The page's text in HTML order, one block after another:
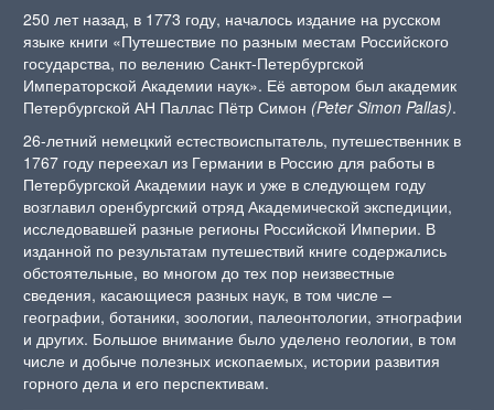
250 лет назад, в 1773 году, началось издание на русском
языке книги «Путешествие по разным местам Российского
государства, по велению Санкт-Петербургской
Императорской Академии наук». Её автором был академик
Петербургской АН Паллас Пётр Симон (Peter Simon Pallas).
26-летний немецкий естествоиспытатель, путешественник в
1767 году переехал из Германии в Россию для работы в
Петербургской Академии наук и уже в следующем году
возглавил оренбургский отряд Академической экспедиции,
исследовавшей разные регионы Российской Империи. В
изданной по результатам путешествий книге содержались
обстоятельные, во многом до тех пор неизвестные
сведения, касающиеся разных наук, в том числе –
географии, ботаники, зоологии, палеонтологии, этнографии
и других. Большое внимание было уделено геологии, в том
числе и добыче полезных ископаемых, истории развития
горного дела и его перспективам.